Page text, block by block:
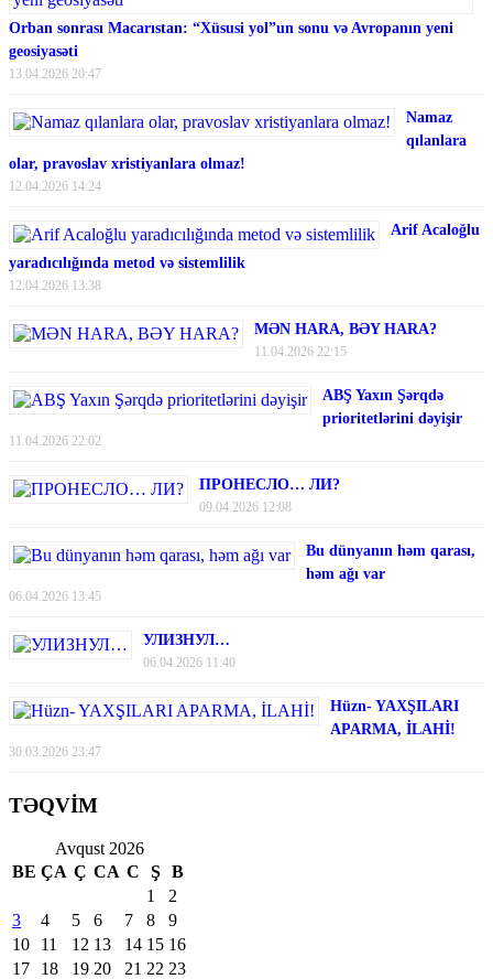
Orban sonrası Macarıstan: “Xüsusi yol”un sonu və Avropanın yeni
geosiyasəti
13.04.2026 20:47
Namaz
qılanlara
olar, pravoslav xristiyanlara olmaz!
12.04.2026 14:24
Arif Acaloğlu
yaradıcılığında metod və sistemlilik
12.04.2026 13:38
MƏN HARA, BƏY HARA?
11.04.2026 22:15
ABŞ Yaxın Şərqdə
prioritetlərini dəyişir
11.04.2026 22:02
ПРОНЕСЛО… ЛИ?
09.04.2026 12:08
Bu dünyanın həm qarası,
həm ağı var
06.04.2026 13:45
УЛИЗНУЛ…
06.04.2026 11:40
Hüzn- YAXŞILARI
APARMA, İLAHİ!
30.03.2026 23:47
TƏQVİM
Avqust 2026
BE ÇA Ç CA C Ş
B
1
2
3
4 5 6 7 8
9
10
11 12 13 14 15 16
17
18 19 20 21 22 23